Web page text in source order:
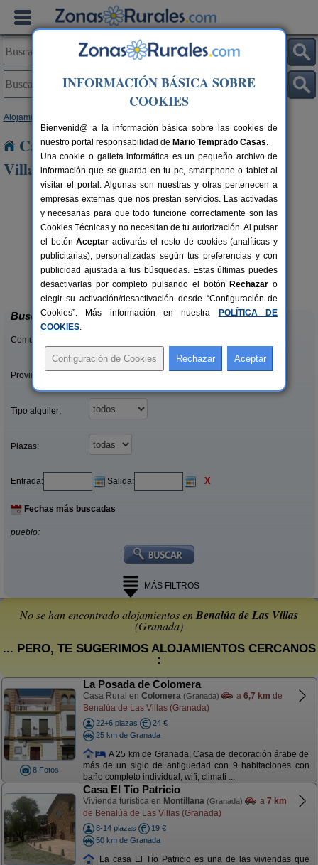
Alojamientos
Casas Rurales cerca de Benalúa de Las
Villas
8-14+2 pers.
desde27 €
Casa de Labranza para Turismo
Rural
Trasmulas (Granada)
Buscar
Comunidades:
Provincias/Islas:
Tipo alquiler:
Plazas:
Entrada: Salida: X
Fechas más buscadas
pueblo:
MÁS FILTROS
No se han encontrado alojamientos enBenalúa de Las Villas
(Granada)
... PERO, TE SUGERIMOS ALOJAMIENTOS CERCANOS
:
8 Fotos
La Posada de Colomera
Casa Rural en Colomera (Granada) a 6,7 km de
Benalúa de Las Villas (Granada)
22+6 plazas
24 €
25 km de Granada
A 25 km de Granada, Casa de decoración árabe de
más de un siglo de antiguedad con 9 habitaciones con
baño completo individual, wifi, climati ...
Casa El Tío Patricio
Vivienda turística en Montillana (Granada) a 7 km
de Benalúa de Las Villas (Granada)
8-14 plazas
19 €
50 km de Granada
La casa El Tío Patricio es una de las viviendas que
INFORMACIÓN BÁSICA SOBRE
COOKIES
Bienvenid@ a la información básica sobre las cookies de
nuestro portal responsabilidad de Mario Temprado Casas.
Una cookie o galleta informática es un pequeño archivo de
información que se guarda en tu pc, smartphone o tablet al
visitar el portal. Algunas son nuestras y otras pertenecen a
empresas externas que nos prestan servicios. Las activadas
y necesarias para que todo funcione correctamente son las
Cookies Técnicas y no necesitan de tu autorización. Al pulsar
el botónAceptar activarás el resto de cookies (analíticas y
publicitarias), personalizadas según tus preferencias y con
publicidad ajustada a tus búsquedas. Estas últimas puedes
desactivarlas por completo pulsando el botón Rechazar o
elegir su activación/desactivación desde “Configuración de
Cookies”. Más información en nuestra
POLÍTICA DE
COOKIES.